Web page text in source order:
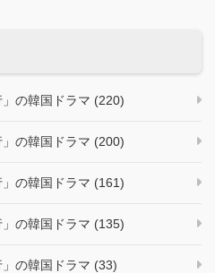
の韓国ドラマ (220)
の韓国ドラマ (200)
の韓国ドラマ (161)
の韓国ドラマ (135)
の韓国ドラマ (33)